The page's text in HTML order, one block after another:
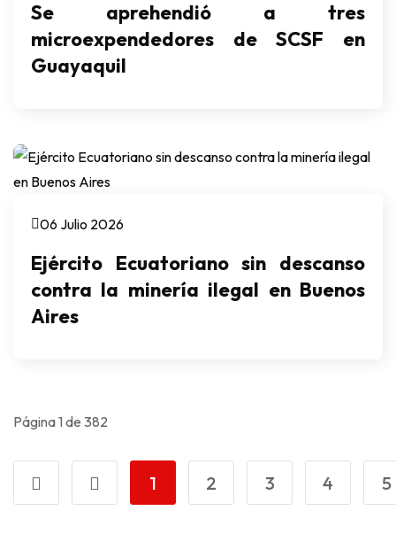
Se aprehendió a tres
microexpendedores de SCSF en
Guayaquil
Ejército Ecuatoriano sin descanso
contra la minería ilegal en Buenos
Aires
06 Julio 2026
Página 1 de 382
1 2 3 4 5